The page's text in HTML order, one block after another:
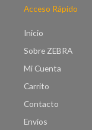
Acceso Rápido
Inicio
Sobre ZEBRA
Mi Cuenta
Carrito
Contacto
Envíos